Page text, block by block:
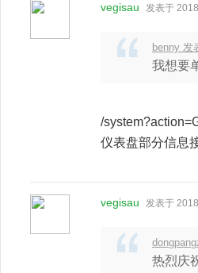
vegisau 发表于
benny 发
我想要
/
仪表盘部分信息
vegisau 发表于
热烈庆